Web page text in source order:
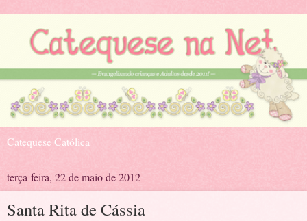
Catequese Católica
terça-feira, 22 de maio de 2012
Santa Rita de Cássia